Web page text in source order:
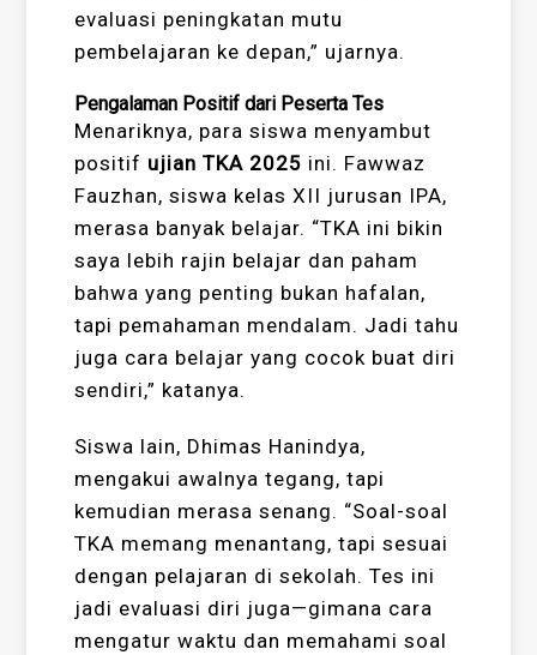
evaluasi peningkatan mutu
pembelajaran ke depan,” ujarnya.
Pengalaman Positif dari Peserta Tes
Menariknya, para siswa menyambut
positif ujian TKA 2025 ini. Fawwaz
Fauzhan, siswa kelas XII jurusan IPA,
merasa banyak belajar. “TKA ini bikin
saya lebih rajin belajar dan paham
bahwa yang penting bukan hafalan,
tapi pemahaman mendalam. Jadi tahu
juga cara belajar yang cocok buat diri
sendiri,” katanya.
Siswa lain, Dhimas Hanindya,
mengakui awalnya tegang, tapi
kemudian merasa senang. “Soal-soal
TKA memang menantang, tapi sesuai
dengan pelajaran di sekolah. Tes ini
jadi evaluasi diri juga—gimana cara
mengatur waktu dan memahami soal